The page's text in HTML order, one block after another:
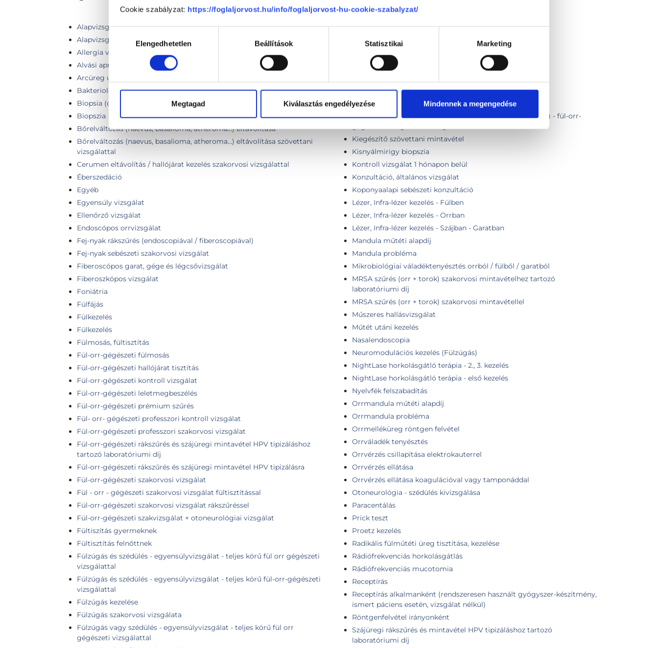
Cookie szabályzat: https://foglaljorvost.hu/info/foglaljorvost-hu-cookie-szabalyzat/
Hozzájárulás
kiválasztásaElengedhetetlen Beállítások Statisztikai Marketing
Megtagad Kiválasztás engedélyezése Mindennek a megengedése
Alapvizsgálat endoszkóp vizsgálattal
Alapvizsgálat + hallásvizsgálat Tympanometerrel
Allergia vizsgálat
Alvási apnoe vizsgálata
Arcüreg ultrahang
Bakteriológiai tenyésztés
Biopsia (orr / garat elváltozás eltávolítása) szövettani vizsgálattal
Biopszia
Bőrelváltozás (naevus, basalioma, atheroma...) eltávolítása
Bőrelváltozás (naevus, basalioma, atheroma...) eltávolítása szövettani
vizsgálattal
Cerumen eltávolítás / hallójárat kezelés szakorvosi vizsgálattal
Éberszedáció
Egyéb
Egyensúly vizsgálat
Ellenőrző vizsgálat
Endoscópos orrvizsgálat
Fej-nyak rákszűrés (endoscopiával / fiberoscopiával)
Fej-nyak sebészeti szakorvosi vizsgálat
Fiberoscópos garat, gége és légcsővizsgálat
Fiberoszkópos vizsgálat
Foniátria
Fülfájás
Fülkezelés
Fülkezelés
Fülmosás, fültisztítás
Fül-orr-gégészeti fülmosás
Fül-orr-gégészeti hallójárat tisztítás
Fül-orr-gégészeti kontroll vizsgálat
Fül-orr-gégészeti leletmegbeszélés
Fül-orr-gégészeti prémium szűrés
Fül- orr- gégészeti professzori kontroll vizsgálat
Fül-orr-gégészeti professzori szakorvosi vizsgálat
Fül-orr-gégészeti rákszűrés és szájüregi mintavétel HPV tipizáláshoz
tartozó laboratóriumi díj
Fül-orr-gégészeti rákszűrés és szájüregi mintavétel HPV tipizálásra
Fül-orr-gégészeti szakorvosi vizsgálat
Fül - orr - gégészeti szakorvosi vizsgálat fültisztítással
Fül-orr-gégészeti szakorvosi vizsgálat rákszűréssel
Fül-orr-gégészeti szakvizsgálat + otoneurológiai vizsgálat
Fültiszítás gyermeknek
Fültisztítás felnőttnek
Fülzúgás és szédülés - egyensúlyvizsgálat - teljes körű fül orr gégészeti
vizsgálattal
Fülzúgás és szédülés - egyensúlyvizsgálat - teljes körű fül-orr-gégészeti
vizsgálattal
Fülzúgás kezelése
Fülzúgás szakorvosi vizsgálata
Fülzúgás vagy szédülés - egyensúlyvizsgálat - teljes körű fül orr
gégészeti vizsgálattal
Horkolás megszüntetés műtéti alapdíj
HPV oltás beadás (oltóanyagot nem tartalmaz)
HPV szűrés
Idegennyelvű konzultáció kontroll vizsgálattal
Idegennyelvű konzultáció szakvizsgálattal
Infúziós kezelés (fülzúgás és hirtelen halláskiesés kezelése) - fül-orr-
Kiegészítő szövettani mintavétel
Kisnyálmirigy biopszia
Kontroll vizsgálat 1 hónapon belül
Konzultáció, általános vizsgálat
Koponyaalapi sebészeti konzultáció
Lézer, Infra-lézer kezelés - Fülben
Lézer, Infra-lézer kezelés - Orrban
Lézer, Infra-lézer kezelés - Szájban - Garatban
Mandula műtéti alapdíj
Mandula probléma
Mikrobiológiai váladéktenyésztés orrból / fülből / garatból
MRSA szűrés (orr + torok) szakorvosi mintavételhez tartozó
laboratóriumi díj
MRSA szűrés (orr + torok) szakorvosi mintavétellel
Műszeres hallásvizsgálat
Műtét utáni kezelés
Nasalendoscopia
Neuromodulációs kezelés (Fülzúgás)
NightLase horkolásgátló terápia - 2., 3. kezelés
NightLase horkolásgátló terápia - első kezelés
Nyelvfék felszabadítás
Orrmandula műtéti alapdíj
Orrmandula probléma
Orrmelléküreg röntgen felvétel
Orrváladék tenyésztés
Orrvérzés csillapítása elektrokauterrel
Orrvérzés ellátása
Orrvérzés ellátása koagulációval vagy tamponáddal
Otoneurológia - szédülés kivizsgálása
Paracentálás
Prick teszt
Proetz kezelés
Radikális fülműtéti üreg tisztítása, kezelése
Rádiófrekvenciás horkolásgátlás
Rádiófrekvenciás mucotomia
Receptírás
Receptírás alkalmanként (rendszeresen használt gyógyszer-készítmény,
ismert páciens esetén, vizsgálat nélkül)
Röntgenfelvétel irányonként
Szájüregi rákszűrés és mintavétel HPV tipizáláshoz tartozó
laboratóriumi díj